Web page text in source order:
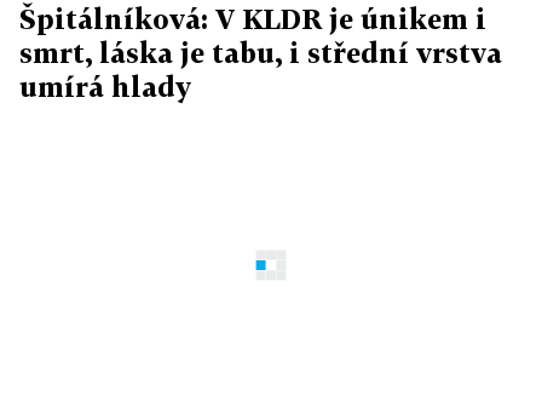
Špitálníková: V KLDR je únikem i
smrt, láska je tabu, i střední vrstva
umírá hlady